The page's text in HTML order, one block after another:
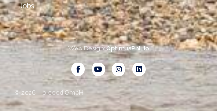
Jobs
© 2026 – b-ceed GmbH
Web Design:OptimusPhil.io